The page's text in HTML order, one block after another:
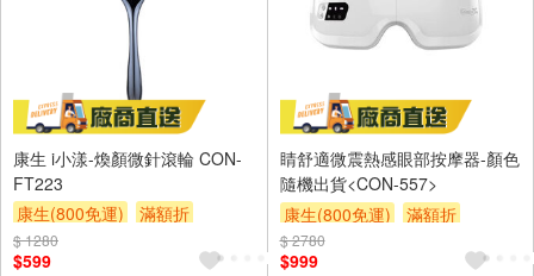
康生 i小漾-煥顏微針滾輪 CON-
FT223
康生(800免運)
滿額折
$ 1280
$599
睛舒適微震熱感眼部按摩器-顏色
隨機出貨<CON-557>
康生(800免運)
滿額折
$ 2780
$999